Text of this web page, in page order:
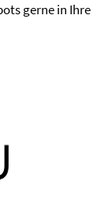
gerne in Ihre